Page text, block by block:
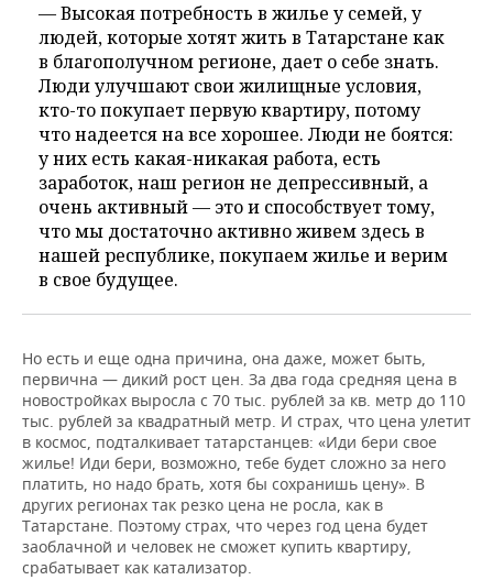
— Высокая потребность в жилье у семей, у
людей, которые хотят жить в Татарстане как
в благополучном регионе, дает о себе знать.
Люди улучшают свои жилищные условия,
кто-то покупает первую квартиру, потому
что надеется на все хорошее. Люди не боятся:
у них есть какая-никакая работа, есть
заработок, наш регион не депрессивный, а
очень активный — это и способствует тому,
что мы достаточно активно живем здесь в
нашей республике, покупаем жилье и верим
в свое будущее.
Но есть и еще одна причина, она даже, может быть,
первична — дикий рост цен. За два года средняя цена в
новостройках выросла с 70 тыс. рублей за кв. метр до 110
тыс. рублей за квадратный метр. И страх, что цена улетит
в космос, подталкивает татарстанцев: «Иди бери свое
жилье! Иди бери, возможно, тебе будет сложно за него
платить, но надо брать, хотя бы сохранишь цену». В
других регионах так резко цена не росла, как в
Татарстане. Поэтому страх, что через год цена будет
заоблачной и человек не сможет купить квартиру,
срабатывает как катализатор.